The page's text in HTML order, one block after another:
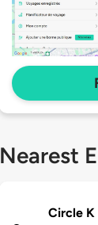
Nearest
Circle